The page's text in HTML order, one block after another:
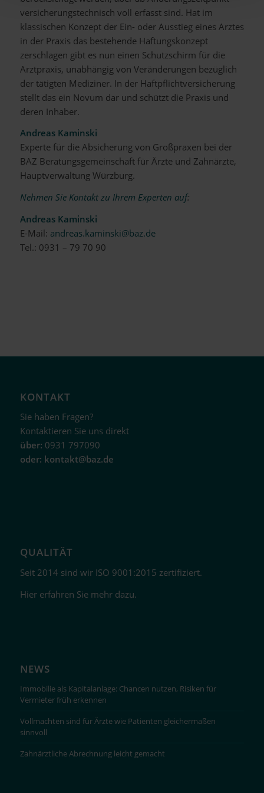
versicherungstechnisch voll erfasst sind. Hat im
klassischen Konzept der Ein- oder Ausstieg eines Arztes
in der Praxis das bestehende Haftungskonzept
zerschlagen gibt es nun einen Schutzschirm für die
Arztpraxis, unabhängig von Veränderungen bezüglich
der tätigten Mediziner. In der Haftpflichtversicherung
stellt das ein Novum dar und schützt die Praxis und
deren Inhaber.
Andreas Kaminski
Experte für die Absicherung von Großpraxen bei der
BAZ Beratungsgemeinschaft für Ärzte und Zahnärzte,
Hauptverwaltung Würzburg.
Nehmen Sie Kontakt zu Ihrem Experten auf:
Andreas Kaminski
E-Mail: andreas.kaminski@baz.de
Tel.: 0931 – 79 70 90
KONTAKT
Sie haben Fragen?
Kontaktieren Sie uns direkt
über: 0931 797090
oder: kontakt@baz.de
QUALITÄT
Seit 2014 sind wir ISO 9001:2015 zertifiziert.
Hier erfahren Sie mehr dazu.
NEWS
Immobilie als Kapitalanlage: Chancen nutzen, Risiken für
Vermieter früh erkennen
Vollmachten sind für Ärzte wie Patienten gleichermaßen
sinnvoll
Zahnärztliche Abrechnung leicht gemacht